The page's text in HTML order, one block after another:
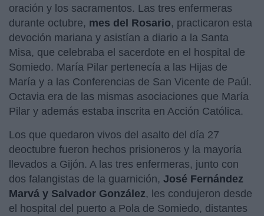
oración y los sacramentos. Las tres enfermeras
durante octubre, mes del Rosario, practicaron esta
devoción mariana y asistían a diario a la Santa
Misa, que celebraba el sacerdote en el hospital de
Somiedo. María Pilar pertenecía a las Hijas de
María y a las Conferencias de San Vicente de Paúl.
Octavia era de las mismas asociaciones que María
Pilar y además estaba inscrita en Acción Católica.
Los que quedaron vivos del asalto del día 27
deoctubre fueron hechos prisioneros y la mayoría
llevados a Gijón. A las tres enfermeras, junto con
dos falangistas de la guarnición, José Fernández
Marvá y Salvador González, les condujeron desde
el hospital del puerto a Pola de Somiedo, distantes